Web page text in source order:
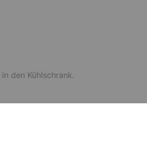
den Kühlschrank.
dauert es kürzer bis die Crème